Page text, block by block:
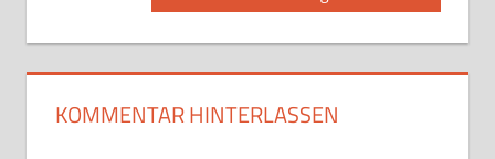
Beitrag:
KOMMENTAR HINTERLASSEN